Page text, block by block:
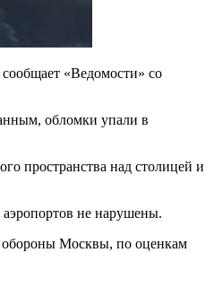
«Ведомости» со
обломки упали в
пространства над столицей и
не нарушены.
обороны Москвы, по оценкам